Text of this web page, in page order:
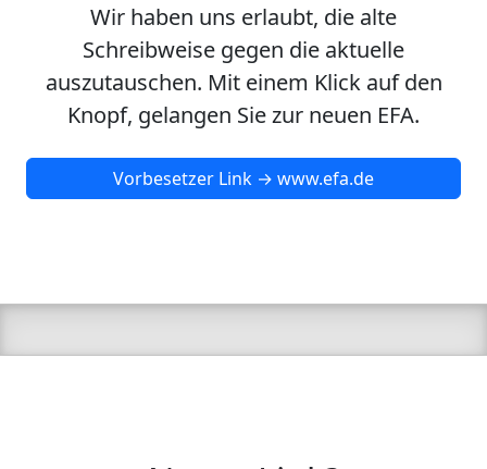
Wir haben uns erlaubt, die alte
Schreibweise gegen die aktuelle
auszutauschen. Mit einem Klick auf den
Knopf, gelangen Sie zur neuen EFA.
Vorbesetzer Link → www.efa.de